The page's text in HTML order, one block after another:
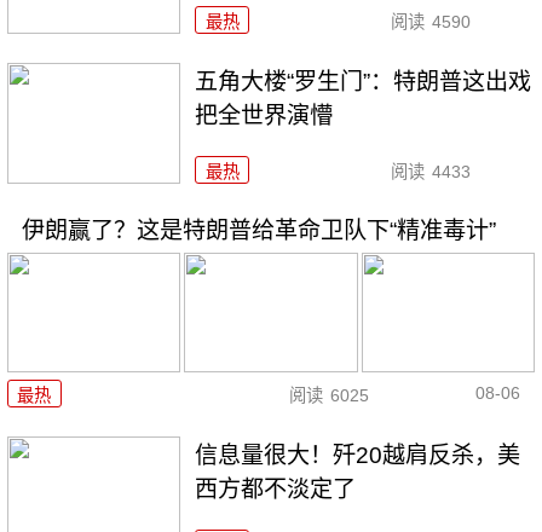
最热 阅读 4590
五角大楼“罗生门”：特朗普这出戏
把全世界演懵
最热 阅读 4433
伊朗赢了？这是特朗普给革命卫队下“精准毒计”
最热 阅读 6025 08-06
信息量很大！歼20越肩反杀，美
西方都不淡定了